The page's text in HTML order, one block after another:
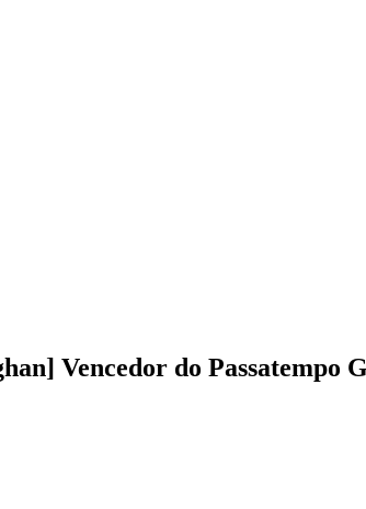
Vencedor do Passatempo